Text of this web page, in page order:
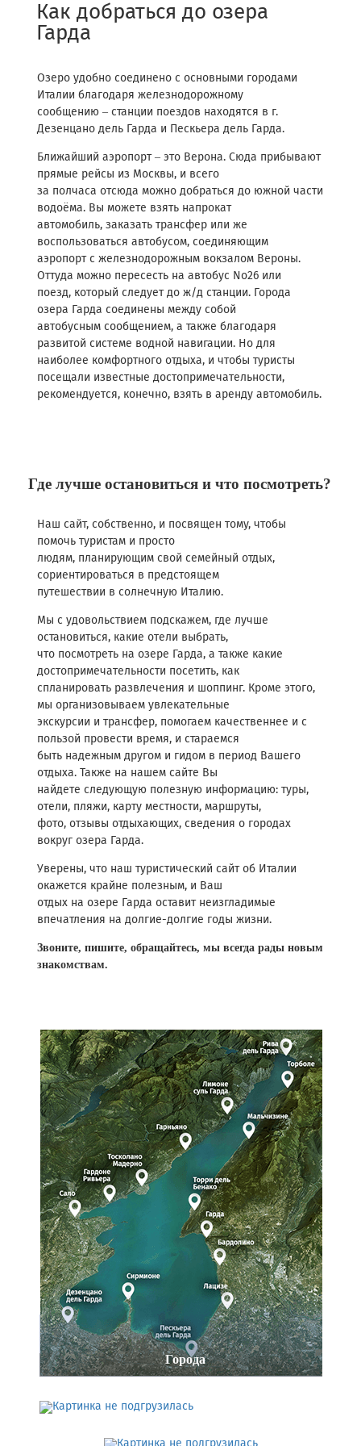
Как добраться до озера
Гарда
Озеро удобно соединено с основными городами
Италии благодаря железнодорожному
сообщению – станции поездов находятся в г.
Дезенцано дель Гарда и Пескьера дель Гарда.
Ближайший аэропорт – это Верона. Сюда прибывают
прямые рейсы из Москвы, и всего
за полчаса отсюда можно добраться до южной части
водоёма. Вы можете взять напрокат
автомобиль, заказать трансфер или же
воспользоваться автобусом, соединяющим
аэропорт с железнодорожным вокзалом Вероны.
Оттуда можно пересесть на автобус No26 или
поезд, который следует до ж/д станции. Города
озера Гарда соединены между собой
автобусным сообщением, а также благодаря
развитой системе водной навигации. Но для
наиболее комфортного отдыха, и чтобы туристы
посещали известные достопримечательности,
рекомендуется, конечно, взять в аренду автомобиль.
Где лучше остановиться и что посмотреть?
Наш сайт, собственно, и посвящен тому, чтобы
помочь туристам и просто
людям, планирующим свой семейный отдых,
сориентироваться в предстоящем
путешествии в солнечную Италию.
Мы с удовольствием подскажем, где лучше
остановиться, какие отели выбрать,
что посмотреть на озере Гарда, а также какие
достопримечательности посетить, как
спланировать развлечения и шоппинг. Кроме этого,
мы организовываем увлекательные
экскурсии и трансфер, помогаем качественнее и с
пользой провести время, и стараемся
быть надежным другом и гидом в период Вашего
отдыха. Также на нашем сайте Вы
найдете следующую полезную информацию: туры,
отели, пляжи, карту местности, маршруты,
фото, отзывы отдыхающих, сведения о городах
вокруг озера Гарда.
Уверены, что наш туристический сайт об Италии
окажется крайне полезным, и Ваш
отдых на озере Гарда оставит неизгладимые
впечатления на долгие-долгие годы жизни.
Звоните, пишите, обращайтесь, мы всегда рады новым
знакомствам.
Города